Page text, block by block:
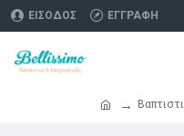
ΕΊΣΟΔΟΣ ΕΓΓΡΑΦΉ